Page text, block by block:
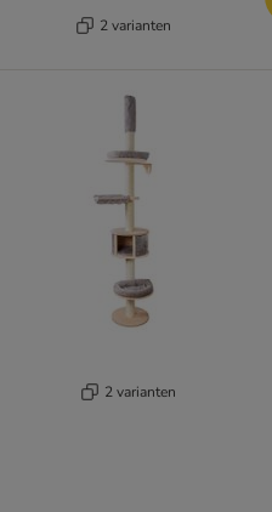
2 varianten
2 varianten